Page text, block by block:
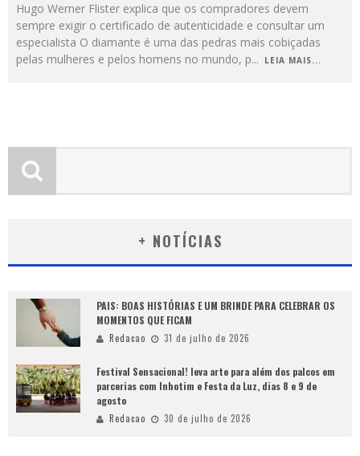
Hugo Werner Flister explica que os compradores devem
sempre exigir o certificado de autenticidade e consultar um
especialista O diamante é uma das pedras mais cobiçadas
pelas mulheres e pelos homens no mundo, p... LEIA MAIS...
+ NOTÍCIAS
PAIS: BOAS HISTÓRIAS E UM BRINDE PARA CELEBRAR OS
MOMENTOS QUE FICAM
Redacao 31 de julho de 2026
Festival Sensacional! leva arte para além dos palcos em
parcerias com Inhotim e Festa da Luz, dias 8 e 9 de
agosto
Redacao 30 de julho de 2026